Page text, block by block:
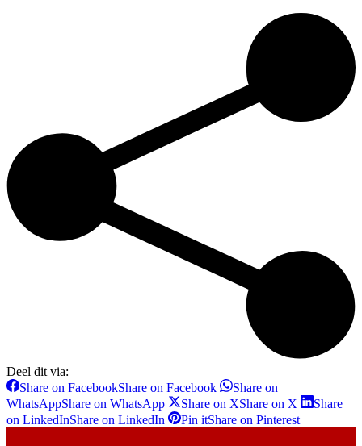
Deel dit via:
Share on FacebookShare on Facebook
Share on
WhatsAppShare on WhatsApp Share on XShare on X
Share
on LinkedInShare on LinkedIn Pin itShare on Pinterest